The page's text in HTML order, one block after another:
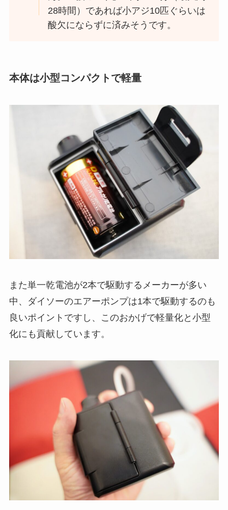
28時間）であれば小アジ10匹ぐらいは
酸欠にならずに済みそうです。
本体は小型コンパクトで軽量
また単一乾電池が2本で駆動するメーカーが多い
中、ダイソーのエアーポンプは1本で駆動するのも
良いポイントですし、このおかげで軽量化と小型
化にも貢献しています。